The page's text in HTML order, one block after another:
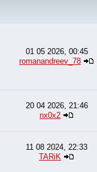
01 05 2026, 00:45
romanandreev_78
20 04 2026, 21:46
nx0x2
11 08 2024, 22:33
TARiK